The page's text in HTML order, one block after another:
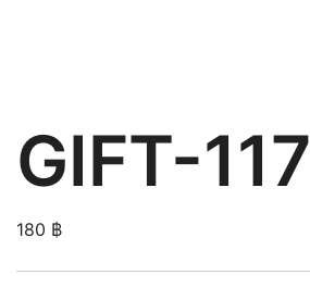
GIFT-117
180 ฿